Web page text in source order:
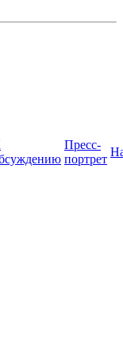
Пресс-
портрет